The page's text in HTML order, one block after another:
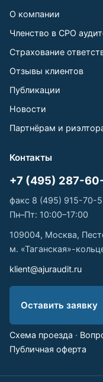
О компании
Членство в СРО
Страхование
Отзывы клиентов
Публикации
Новости
Партнёрам и
Контакты
+7 (495) 287-
факс 8 (495) 915-70-
Пн–Пт: 10:00–17:00
109004, Москва,
м. «Таганская»-
klient@ajuraudit.ru
Оставить заявку
Схема проезда ·
Публичная оферта